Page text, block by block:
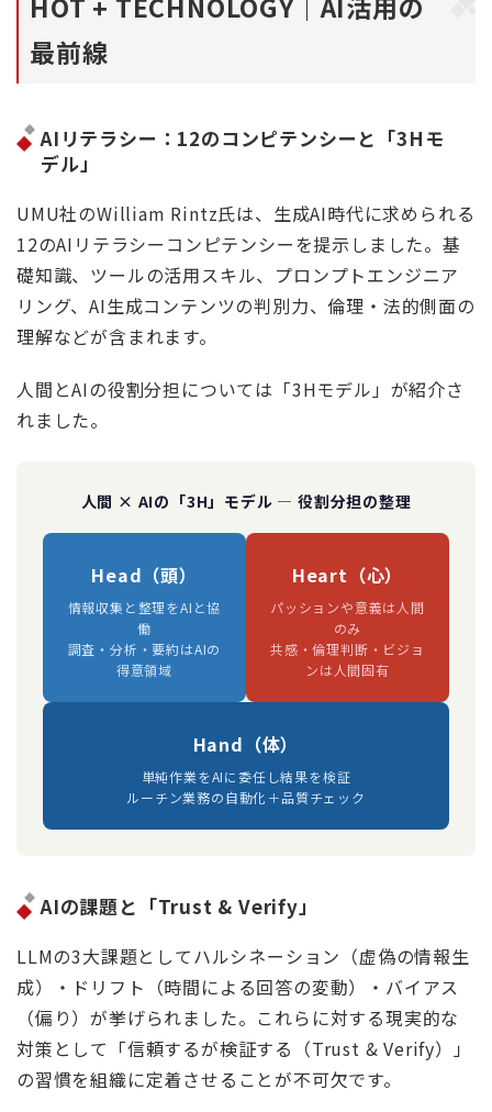
最前線
AIリテラシー：12のコンピテンシーと「3Hモ
デル」
UMU社のWilliam Rintz氏は、生成AI時代に求められる
12のAIリテラシーコンピテンシーを提示しました。基
礎知識、ツールの活用スキル、プロンプトエンジニア
リング、AI生成コンテンツの判別力、倫理・法的側面の
理解などが含まれます。
人間とAIの役割分担については「3Hモデル」が紹介さ
れました。
人間 × AIの「3H」モデル ― 役割分担の整理
Head（頭）
情報収集と整理をAIと協
働
調査・分析・要約はAIの
得意領域
Heart（心）
パッションや意義は人間
のみ
共感・倫理判断・ビジョ
ンは人間固有
Hand（体）
単純作業をAIに委任し結果を検証
ルーチン業務の自動化＋品質チェック
AIの課題と「Trust & Verify」
LLMの3大課題としてハルシネーション（虚偽の情報生
成）・ドリフト（時間による回答の変動）・バイアス
（偏り）が挙げられました。これらに対する現実的な
対策として「信頼するが検証する（Trust & Verify）」
の習慣を組織に定着させることが不可欠です。